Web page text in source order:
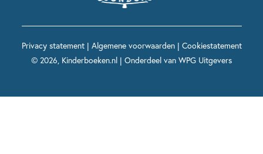
Voor volwassenen
Maxi & Helium
Voor het onderwijs
Privacy statement| Algemene voorwaarden| Cookiestatement
© 2026, Kinderboeken.nl | Onderdeel van WPG Uitgevers